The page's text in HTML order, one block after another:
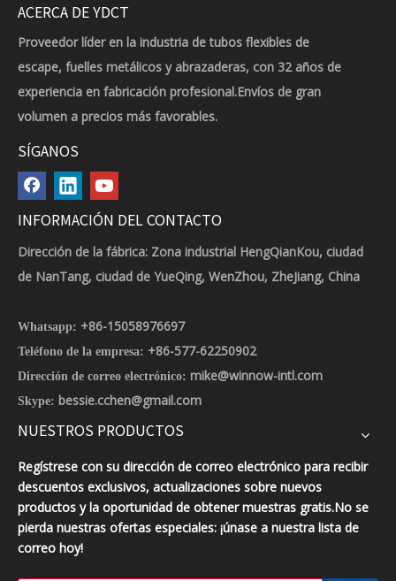
ACERCA DE YDCT
Proveedor líder en la industria de tubos flexibles de
escape, fuelles metálicos y abrazaderas, con 32 años de
experiencia en fabricación profesional.Envíos de gran
volumen a precios más favorables.
SÍGANOS
INFORMACIÓN DEL CONTACTO
Dirección de la fábrica: Zona industrial HengQianKou, ciudad
de NanTang, ciudad de YueQing, WenZhou, ZheJiang, China
Whatsapp: +86-15058976697
Teléfono de la empresa: +86-577-62250902
Dirección de correo electrónico: mike@winnow-intl.com
Skype: bessie.cchen@gmail.com
NUESTROS PRODUCTOS
Regístrese con su dirección de correo electrónico para recibir
descuentos exclusivos, actualizaciones sobre nuevos
productos y la oportunidad de obtener muestras gratis.No se
pierda nuestras ofertas especiales: ¡únase a nuestra lista de
correo hoy!